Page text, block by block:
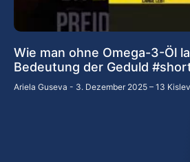
Wie man ohne Omega-3-Öl
Bedeutung der Geduld
Ariela Guseva 3. Dezember 2025 – 13